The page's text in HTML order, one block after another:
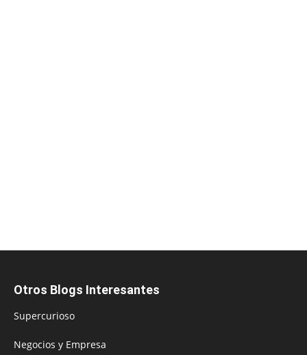
Otros Blogs Interesantes
Supercurioso
Negocios y Empresa